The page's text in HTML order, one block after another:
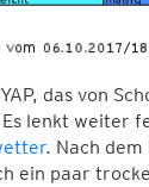
das von
lenkt weiter
. Nach dem
ein paar